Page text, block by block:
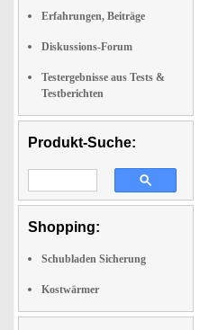
Erfahrungen, Beiträge
Diskussions-Forum
Testergebnisse aus Tests &
Testberichten
Produkt-Suche:
Shopping:
Schubladen Sicherung
Kostwärmer